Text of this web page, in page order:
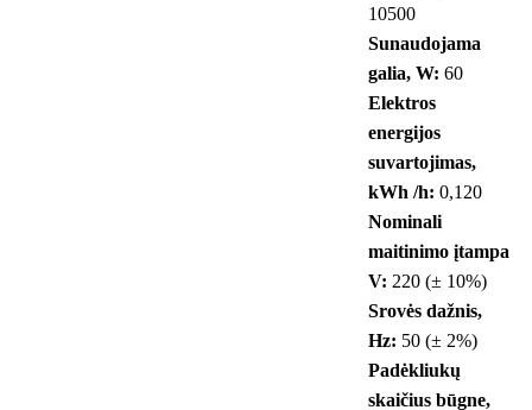
10500
Sunaudojama
galia, W: 60
Elektros
energijos
suvartojimas,
kWh /h: 0,120
Nominali
maitinimo įtampa
V: 220 (± 10%)
Srovės dažnis,
Hz: 50 (± 2%)
Padėkliukų
skaičius būgne,